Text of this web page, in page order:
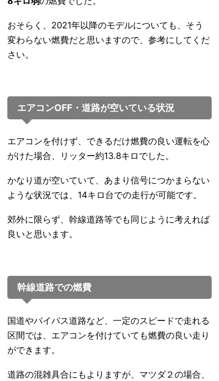
おそらく、2021年以降のモデルについても、そう
変わらない燃費だと思いますので、参考にしてくだ
さい。
エアコンOFF・道路が空いている状況
エアコンを付けず、できるだけ燃費の良い運転を心
がけた場合、リッター約13.8キロでした。
かなり道が空いていて、あまり信号につかまらない
ような状況では、14キロ台での走行が可能です。
郊外に限らず、幹線道路等でも同じように考えれば
良いと思います。
幹線道路での燃費
国道やバイパス道路など、一定のスピードで走れる
区間では、エアコンを付けていても燃費の良い走り
ができます。
道路の混雑具合にもよりますが、マツダ２の場合、